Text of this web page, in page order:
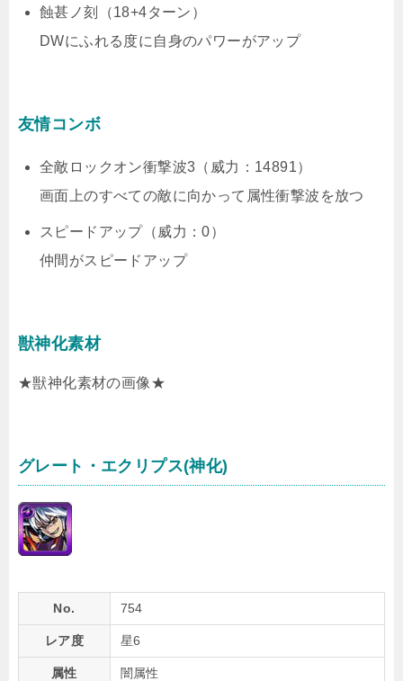
蝕甚ノ刻（18+4ターン）
DWにふれる度に自身のパワーがアップ
友情コンボ
全敵ロックオン衝撃波3（威力：14891）
画面上のすべての敵に向かって属性衝撃波を放つ
スピードアップ（威力：0）
仲間がスピードアップ
獣神化素材
★獣神化素材の画像★
グレート・エクリプス(神化)
No. 754
レア度 星6
属性 闇属性